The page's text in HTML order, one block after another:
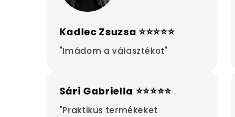
Kadlec Zsuzsa ⭐⭐⭐⭐⭐
"Imádom a választékot"
Sári Gabriella ⭐⭐⭐⭐⭐
"Praktikus termékeket